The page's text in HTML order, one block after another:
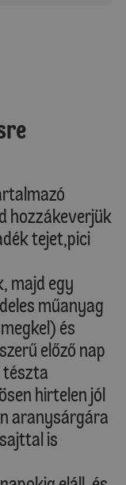
hozzákeverjük
tejet,pici
majd egy
műanyag
és
előző nap
tészta
hirtelen jól
aranysárgára
is